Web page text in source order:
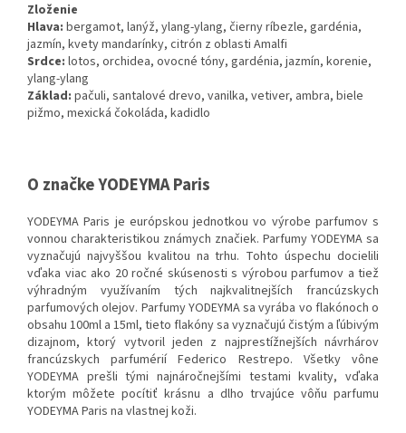
Zloženie
Hlava: bergamot, lanýž, ylang-ylang, čierny ríbezle, gardénia,
jazmín, kvety mandarínky, citrón z oblasti Amalfi
Srdce: lotos, orchidea, ovocné tóny, gardénia, jazmín, korenie,
ylang-ylang
Základ: pačuli, santalové drevo, vanilka, vetiver, ambra, biele
pižmo, mexická čokoláda, kadidlo
O značke YODEYMA Paris
YODEYMA Paris je európskou jednotkou vo výrobe parfumov s
vonnou charakteristikou známych značiek. Parfumy YODEYMA sa
vyznačujú najvyššou kvalitou na trhu. Tohto úspechu docielili
vďaka viac ako 20 ročné skúsenosti s výrobou parfumov a tiež
výhradným využívaním tých najkvalitnejších francúzskych
parfumových olejov. Parfumy YODEYMA sa vyrába vo flakónoch o
obsahu 100ml a 15ml, tieto flakóny sa vyznačujú čistým a ľúbivým
dizajnom, ktorý vytvoril jeden z najprestížnejších návrhárov
francúzskych parfumérií Federico Restrepo. Všetky vône
YODEYMA prešli tými najnáročnejšími testami kvality, vďaka
ktorým môžete pocítiť krásnu a dlho trvajúce vôňu parfumu
YODEYMA Paris na vlastnej koži.